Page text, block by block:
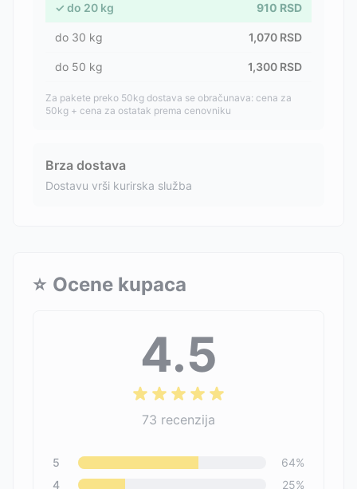
✓ do 20 kg 910 RSD
do 30 kg 1,070 RSD
do 50 kg 1,300 RSD
Za pakete preko 50kg dostava se obračunava: cena za
50kg + cena za ostatak prema cenovniku
Brza dostava
Dostavu vrši kurirska služba
⭐ Ocene kupaca
4.5
73 recenzija
5 64%
4
25%